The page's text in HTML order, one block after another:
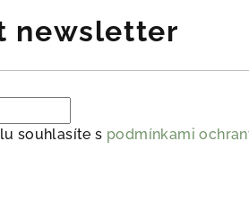
newsletter
souhlasíte s podmínkami